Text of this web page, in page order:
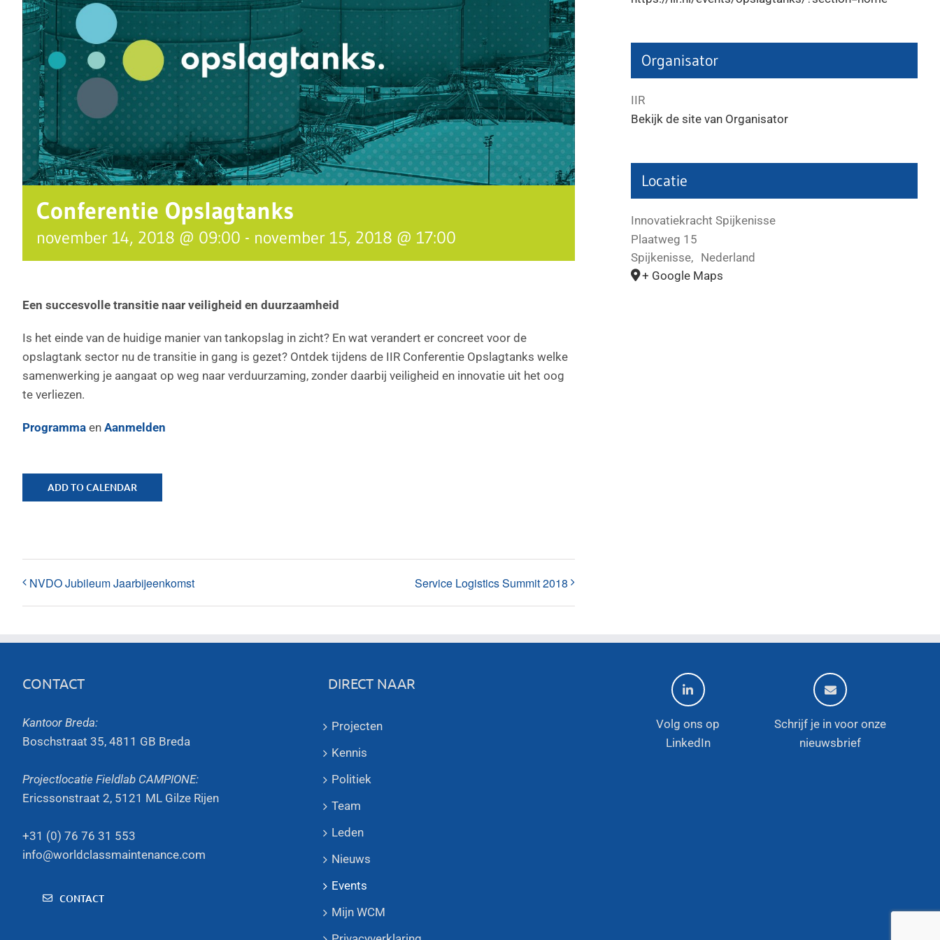
Conferentie Opslagtanks
november 14, 2018 @ 09:00 - november 15, 2018 @ 17:00
Een succesvolle transitie naar veiligheid en duurzaamheid
Is het einde van de huidige manier van tankopslag in zicht? En wat verandert er concreet voor de
opslagtank sector nu de transitie in gang is gezet? Ontdek tijdens de IIR Conferentie Opslagtanks welke
samenwerking je aangaat op weg naar verduurzaming, zonder daarbij veiligheid en innovatie uit het oog
te verliezen.
Programma en Aanmelden
ADD TO CALENDAR
NVDO Jubileum Jaarbijeenkomst Service Logistics Summit 2018
Organisator
IIR
Bekijk de site van Organisator
Locatie
Innovatiekracht Spijkenisse
Plaatweg 15
Spijkenisse, Nederland
+ Google Maps
CONTACT
Kantoor Breda:
Boschstraat 35, 4811 GB Breda
Projectlocatie Fieldlab CAMPIONE:
Ericssonstraat 2, 5121 ML Gilze Rijen
+31 (0) 76 76 31 553
info@worldclassmaintenance.com
CONTACT
DIRECT NAAR
Projecten
Kennis
Politiek
Team
Leden
Nieuws
Events
Mijn WCM
Volg ons op
LinkedIn
Schrijf je in voor onze
nieuwsbrief